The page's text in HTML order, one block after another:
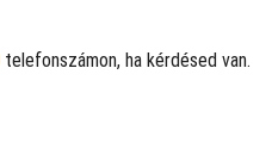
telefonszámon, ha kérdésed van.